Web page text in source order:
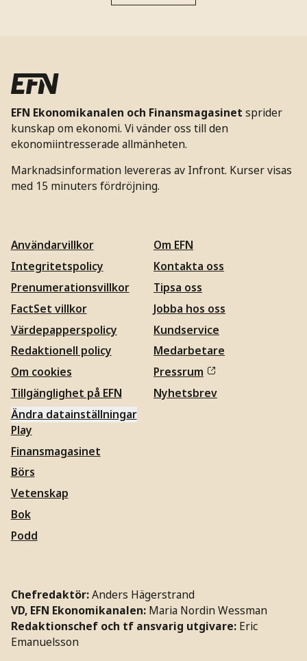
EFN Ekonomikanalen och Finansmagasinet sprider
kunskap om ekonomi. Vi vänder oss till den
ekonomiintresserade allmänheten.
Marknadsinformation levereras av Infront. Kurser visas
med 15 minuters fördröjning.
Användarvillkor
Integritetspolicy
Prenumerationsvillkor
FactSet villkor
Värdepapperspolicy
Redaktionell policy
Om cookies
Tillgänglighet på EFN
Ändra datainställningar
Om EFN
Kontakta oss
Tipsa oss
Jobba hos oss
Kundservice
Medarbetare
Pressrum
Nyhetsbrev
Play
Finansmagasinet
Börs
Vetenskap
Bok
Podd
Chefredaktör:Anders Hägerstrand
VD, EFN Ekonomikanalen: Maria Nordin Wessman
Redaktionschef och tf ansvarig utgivare: Eric
Emanuelsson